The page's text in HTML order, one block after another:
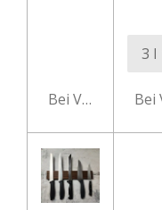
Bei Bei